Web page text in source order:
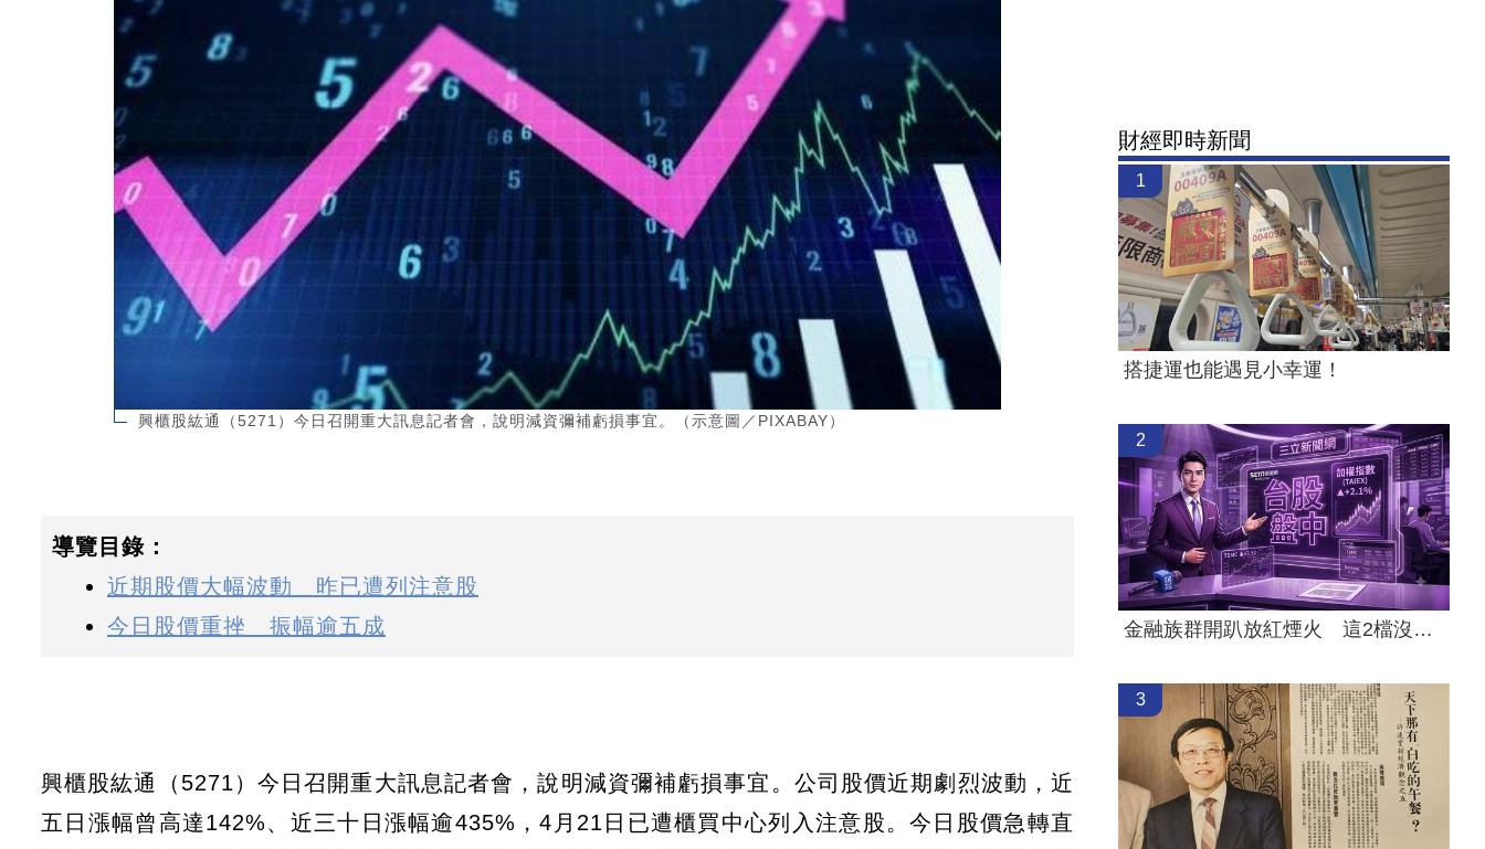
興櫃股紘通（5271）今日召開重大訊息記者會，說明減資彌補虧損事宜。（示意圖／PIXABAY）
導覽目錄：
近期股價大幅波動 昨已遭列注意股
今日股價重挫 振幅逾五成
興櫃股紘通（5271）今日召開重大訊息記者會，說明減資彌補虧損事宜。公司股價近期劇烈波動，近
五日漲幅曾高達142%、近三十日漲幅逾435%，4月21日已遭櫃買中心列入注意股。今日股價急轉直
財經即時新聞
1
搭捷運也能遇見小幸運！
2
金融族群開趴放紅煙火 這2檔沒被邀請
3